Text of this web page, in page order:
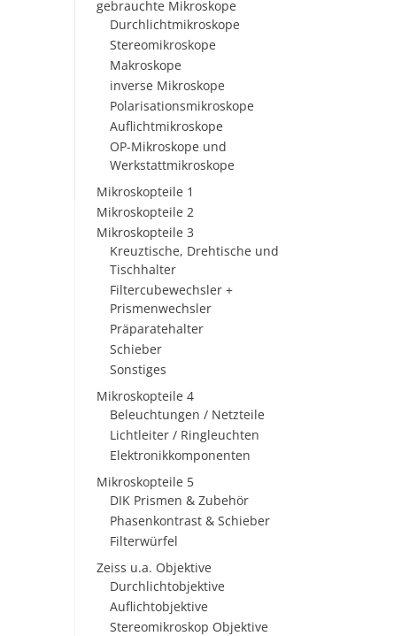
gebrauchte Mikroskope
Durchlichtmikroskope
Stereomikroskope
Makroskope
inverse Mikroskope
Polarisationsmikroskope
Auflichtmikroskope
OP-Mikroskope und
Werkstattmikroskope
Mikroskopteile 1
Mikroskopteile 2
Mikroskopteile 3
Kreuztische, Drehtische und
Tischhalter
Filtercubewechsler +
Prismenwechsler
Präparatehalter
Schieber
Sonstiges
Mikroskopteile 4
Beleuchtungen / Netzteile
Lichtleiter / Ringleuchten
Elektronikkomponenten
Mikroskopteile 5
DIK Prismen & Zubehör
Phasenkontrast & Schieber
Filterwürfel
Zeiss u.a. Objektive
Durchlichtobjektive
Auflichtobjektive
Stereomikroskop Objektive